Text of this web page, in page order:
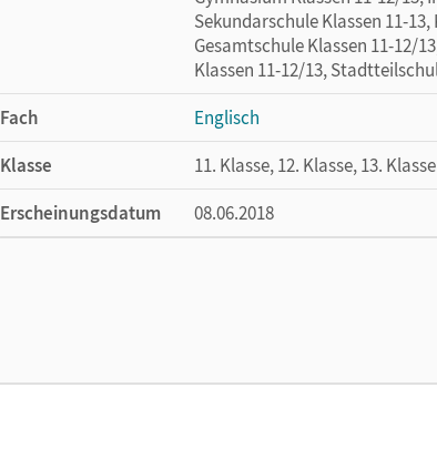
Sekundarschule Klassen 11-
Gesamtschule Klassen 11-12/
Klassen 11-12/13,
Fach
Englisch
Klasse
11. Klasse, 12. Klasse, 13. Klasse
Erscheinungsdatum
08.06.2018